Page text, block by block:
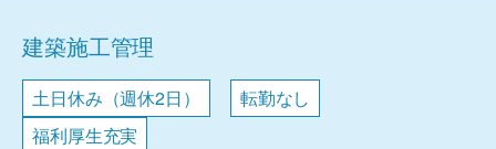
建築施工管理
土日休み（週休2日）
転勤なし
福利厚生充実